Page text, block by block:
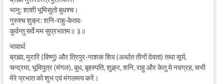
भानु: शाशी भूमिसुतो बुधश्च।
गुरुश्च शुक्र: शनि-राहु-केतवः
कुर्वन्तु सर्वे मम सुप्रभातम॥ ३॥
भावार्थ
ब्रह्मा, मुरारि (विष्णु) और त्रिपुर-नाशक शिव (अर्थात तीनों देवता) तथा सूर्य,
चन्द्रमा, भूमिपुत्र (मंगल), बुध, बृहस्पति, शुक्र्र, शनि, राहु और केतु ये नवग्रह, सभी
मेरे प्रभात को शुभ एवं मंगलमय करें।